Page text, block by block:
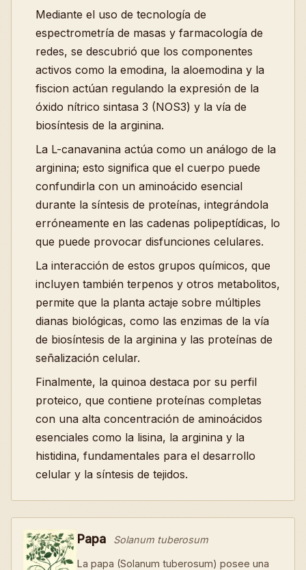
Mediante el uso de tecnología de
espectrometría de masas y farmacología de
redes, se descubrió que los componentes
activos como la emodina, la aloemodina y la
fiscion actúan regulando la expresión de la
óxido nítrico sintasa 3 (NOS3) y la vía de
biosíntesis de la arginina.
La L-canavanina actúa como un análogo de la
arginina; esto significa que el cuerpo puede
confundirla con un aminoácido esencial
durante la síntesis de proteínas, integrándola
erróneamente en las cadenas polipeptídicas, lo
que puede provocar disfunciones celulares.
La interacción de estos grupos químicos, que
incluyen también terpenos y otros metabolitos,
permite que la planta actaje sobre múltiples
dianas biológicas, como las enzimas de la vía
de biosíntesis de la arginina y las proteínas de
señalización celular.
Finalmente, la quinoa destaca por su perfil
proteico, que contiene proteínas completas
con una alta concentración de aminoácidos
esenciales como la lisina, la arginina y la
histidina, fundamentales para el desarrollo
celular y la síntesis de tejidos.
Papa Solanum tuberosum
La papa (Solanum tuberosum) posee una